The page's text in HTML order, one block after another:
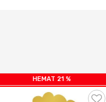
HEMAT 21 %